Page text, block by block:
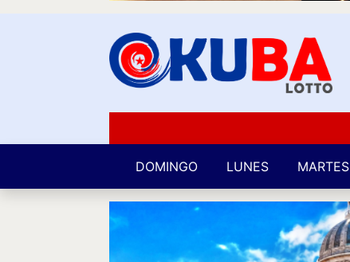
DOMINGO LUNES MARTES